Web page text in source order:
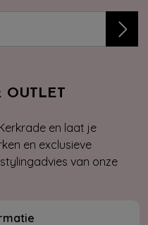
OUTLET
en laat je
en exclusieve
van onze